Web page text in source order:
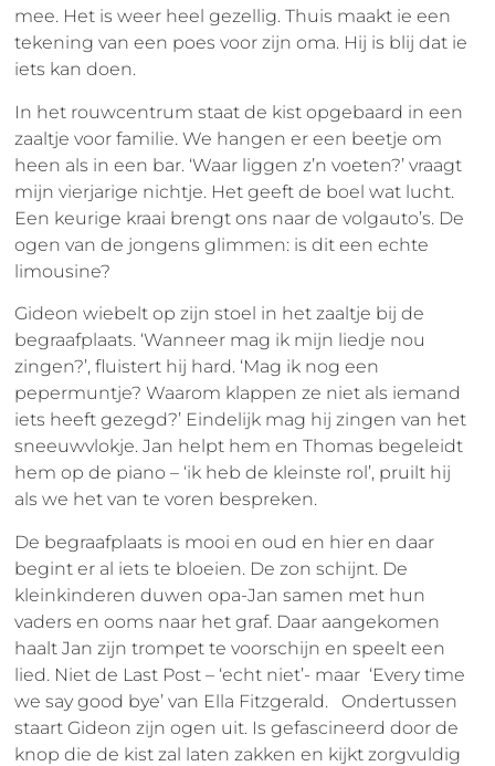
mee. Het is weer heel gezellig. Thuis maakt ie een
tekening van een poes voor zijn oma. Hij is blij dat ie
iets kan doen.
In het rouwcentrum staat de kist opgebaard in een
zaaltje voor familie. We hangen er een beetje om
heen als in een bar. ‘Waar liggen z’n voeten?’ vraagt
mijn vierjarige nichtje. Het geeft de boel wat lucht.
Een keurige kraai brengt ons naar de volgauto’s. De
ogen van de jongens glimmen: is dit een echte
limousine?
Gideon wiebelt op zijn stoel in het zaaltje bij de
begraafplaats. ‘Wanneer mag ik mijn liedje nou
zingen?’, fluistert hij hard. ‘Mag ik nog een
pepermuntje? Waarom klappen ze niet als iemand
iets heeft gezegd?’ Eindelijk mag hij zingen van het
sneeuwvlokje. Jan helpt hem en Thomas begeleidt
hem op de piano – ‘ik heb de kleinste rol’, pruilt hij
als we het van te voren bespreken.
De begraafplaats is mooi en oud en hier en daar
begint er al iets te bloeien. De zon schijnt. De
kleinkinderen duwen opa-Jan samen met hun
vaders en ooms naar het graf. Daar aangekomen
haalt Jan zijn trompet te voorschijn en speelt een
lied. Niet de Last Post – ‘echt niet’- maar ‘Every time
we say good bye’ van Ella Fitzgerald. Ondertussen
staart Gideon zijn ogen uit. Is gefascineerd door de
knop die de kist zal laten zakken en kijkt zorgvuldig